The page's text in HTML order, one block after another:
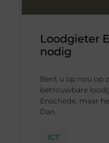
Loodgieter
nodig
Bent u op nou op
betrouwbare
Enschede, maar
Dan
ICT